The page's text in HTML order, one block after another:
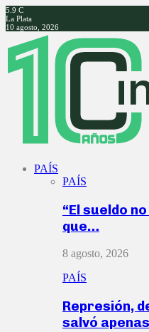
5.9 C
La Plata
10 agosto, 2026
Facebook
Twitter
Instagram
Youtube
PAÍS
PAÍS
“El sueldo
que…
8 agosto, 2026
PAÍS
Represión,
salvó